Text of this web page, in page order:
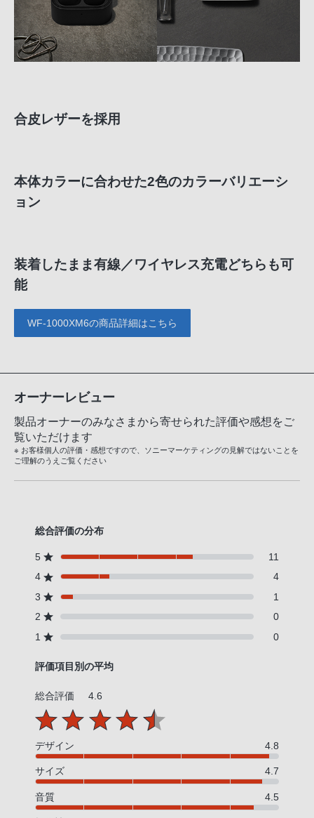
合皮レザーを採用
本体カラーに合わせた2色のカラーバリエーシ
ョン
装着したまま有線／ワイヤレス充電どちらも可
能
WF-1000XM6の商品詳細はこちら
オーナーレビュー
製品オーナーのみなさまから寄せられた評価や感想をご
覧いただけます
※ お客様個人の評価・感想ですので、ソニーマーケティングの見解ではないことを
ご理解のうえご覧ください
総合評価の分布
5
11
4
4
3
1
2
0
1
0
評価項目別の平均
総合評価 4.6
デザイン 4.8
サイズ 4.7
音質 4.5